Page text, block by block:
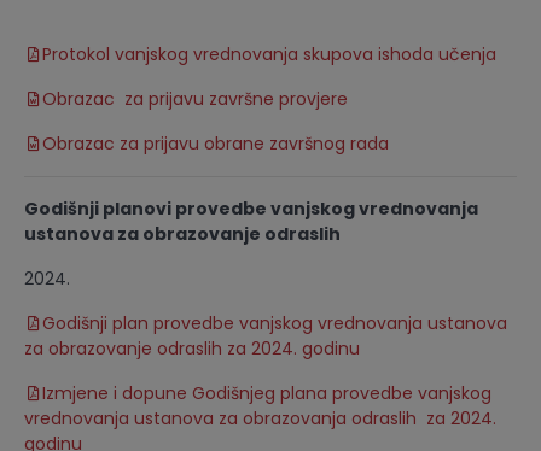
Protokol vanjskog vrednovanja skupova ishoda učenja
Obrazac za prijavu završne provjere
Obrazac za prijavu obrane završnog rada
Godišnji planovi provedbe vanjskog vrednovanja
ustanova za obrazovanje odraslih
2024.
Godišnji plan provedbe vanjskog vrednovanja ustanova
za obrazovanje odraslih za 2024. godinu
Izmjene i dopune Godišnjeg plana provedbe vanjskog
vrednovanja ustanova za obrazovanja odraslih za 2024.
godinu